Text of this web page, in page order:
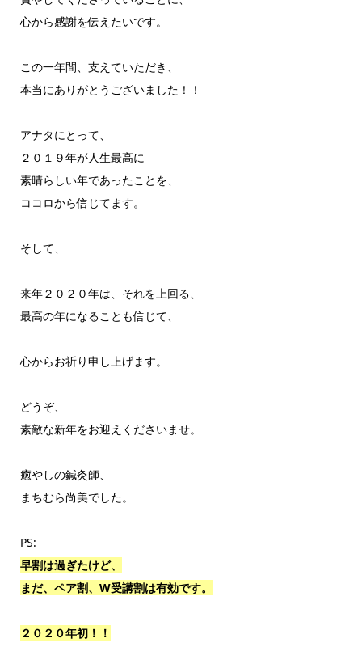
心から感謝を伝えたいです。
この一年間、支えていただき、
本当にありがとうございました！！
アナタにとって、
２０１９年が人生最高に
素晴らしい年であったことを、
ココロから信じてます。
そして、
来年２０２０年は、それを上回る、
最高の年になることも信じて、
心からお祈り申し上げます。
どうぞ、
素敵な新年をお迎えくださいませ。
癒やしの鍼灸師、
まちむら尚美でした。
PS:
早割は過ぎたけど、
まだ、ペア割、W受講割は有効です。
２０２０年初！！